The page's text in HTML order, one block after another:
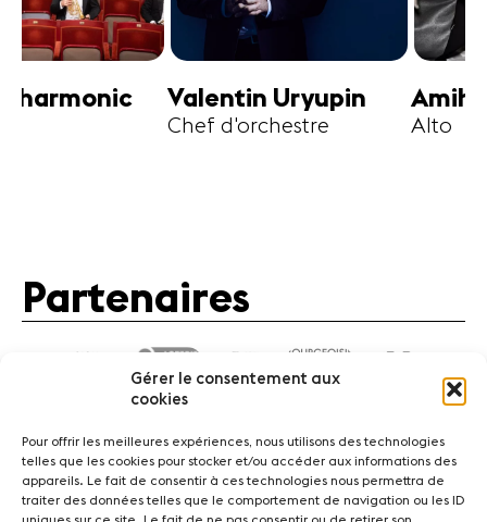
Gérer le consentement aux
cookies
Pour offrir les meilleures expériences, nous utilisons des technologies
telles que les cookies pour stocker et/ou accéder aux informations des
appareils. Le fait de consentir à ces technologies nous permettra de
traiter des données telles que le comportement de navigation ou les ID
Valentin Uryupin
Chef d'orchestre
Amihai
Alto
Partenaires
ActualitésConcerts Bénévoles Médiation